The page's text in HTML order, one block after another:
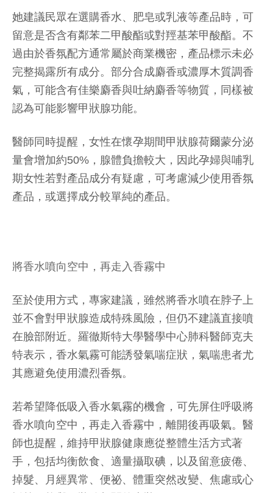
她建議民眾在選購香水、肥皂或乳液等產品時，可
留意是否含有鄰苯二甲酸酯或對羥基苯甲酸酯。不
過由於香氛配方通常屬於商業機密，產品標示未必
完整揭露所有成分。部分合成麝香或濃厚木質調香
氣，可能含有佳樂麝香與吐納麝香等物質，同樣被
認為可能影響甲狀腺功能。
醫師同時提醒，女性在懷孕期間甲狀腺荷爾蒙分泌
量會增加約50%，腺體負擔較大，因此孕婦與哺乳
期女性若對產品成分有疑慮，可考慮減少使用香氛
產品，或選擇成分較單純的產品。
將香水噴向空中，再走入香霧中
至於使用方式，專家建議，雖然將香水噴在脖子上
並不會對甲狀腺造成特殊風險，但仍不建議直接噴
在臉部附近。羅徹斯特大學醫學中心肺科醫師克夫
特表示，香水氣霧可能誘發氣喘症狀，氣喘患者尤
其應避免使用濃烈香氛。
若希望降低吸入香水氣霧的機會，可先屏住呼吸將
香水噴向空中，再走入香霧中，離開後再吸氣。醫
師也提醒，維持甲狀腺健康應從整體生活方式著
手，包括均衡飲食、適量攝取碘，以及留意疲倦、
掉髮、月經異常、便祕、體重突然改變、焦慮或心